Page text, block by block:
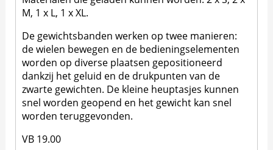
M, 1 x L, 1 x XL.
De gewichtsbanden werken op twee manieren:
de wielen bewegen en de bedieningselementen
worden op diverse plaatsen gepositioneerd
dankzij het geluid en de drukpunten van de
zwarte gewichten. De kleine heuptasjes kunnen
snel worden geopend en het gewicht kan snel
worden teruggevonden.
VB 19.00